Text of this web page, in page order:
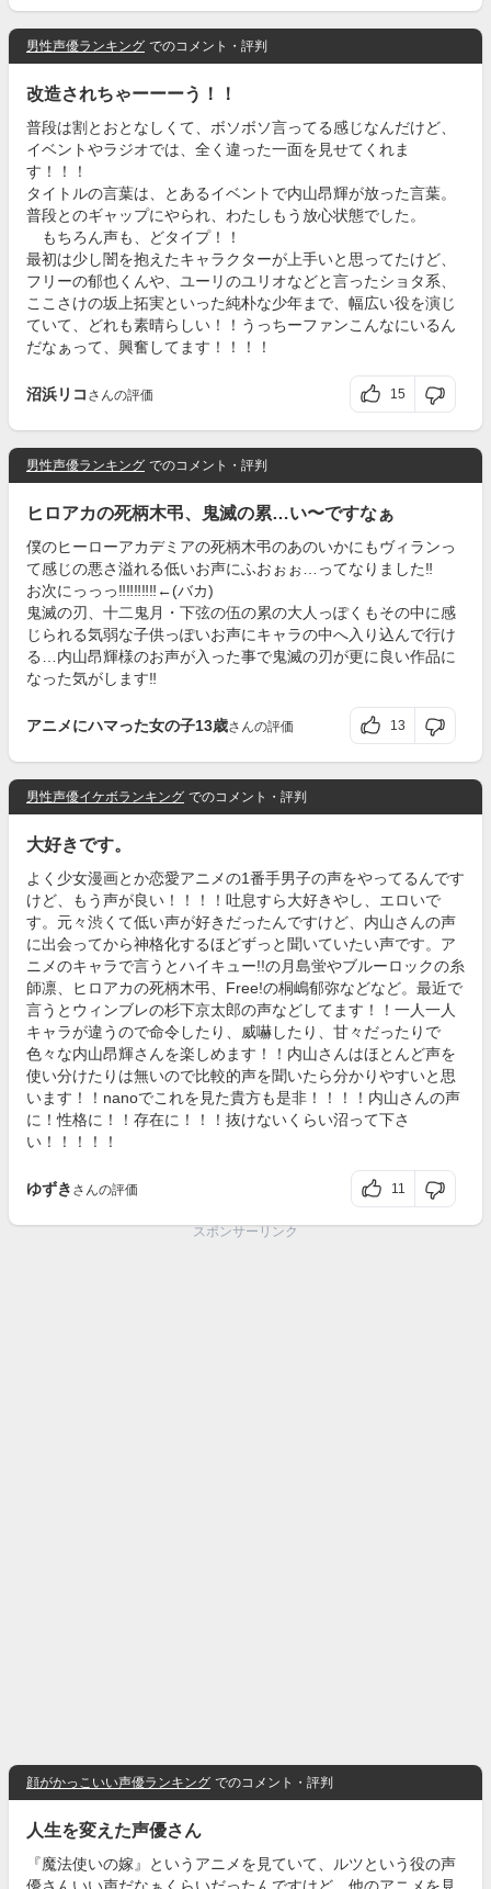
男性声優ランキング でのコメント・評判
改造されちゃーーーう！！
普段は割とおとなしくて、ボソボソ言ってる感じなんだけど、
イベントやラジオでは、全く違った一面を見せてくれま
す！！！
タイトルの言葉は、とあるイベントで内山昂輝が放った言葉。
普段とのギャップにやられ、わたしもう放心状態でした。
もちろん声も、どタイプ！！
最初は少し闇を抱えたキャラクターが上手いと思ってたけど、
フリーの郁也くんや、ユーリのユリオなどと言ったショタ系、
ここさけの坂上拓実といった純朴な少年まで、幅広い役を演じ
ていて、どれも素晴らしい！！うっちーファンこんなにいるん
だなぁって、興奮してます！！！！
沼浜リコ さんの評価 15
男性声優ランキング でのコメント・評判
ヒロアカの死柄木弔、鬼滅の累…い〜ですなぁ
僕のヒーローアカデミアの死柄木弔のあのいかにもヴィランっ
て感じの悪さ溢れる低いお声にふおぉぉ…ってなりました‼️
お次にっっっ‼️‼️‼️‼️‼️←(バカ)
鬼滅の刃、十二鬼月・下弦の伍の累の大人っぽくもその中に感
じられる気弱な子供っぽいお声にキャラの中へ入り込んで行け
る…内山昂輝様のお声が入った事で鬼滅の刃が更に良い作品に
なった気がします‼️
アニメにハマった女の子13歳さんの評価 13
男性声優イケボランキング でのコメント・評判
大好きです。
よく少女漫画とか恋愛アニメの1番手男子の声をやってるんです
けど、もう声が良い！！！！吐息すら大好きやし、エロいで
す。元々渋くて低い声が好きだったんですけど、内山さんの声
に出会ってから神格化するほどずっと聞いていたい声です。ア
ニメのキャラで言うとハイキュー!!の月島蛍やブルーロックの糸
師凛、ヒロアカの死柄木弔、Free!の桐嶋郁弥などなど。最近で
言うとウィンブレの杉下京太郎の声などしてます！！一人一人
キャラが違うので命令したり、威嚇したり、甘々だったりで
色々な内山昂輝さんを楽しめます！！内山さんはほとんど声を
使い分けたりは無いので比較的声を聞いたら分かりやすいと思
います！！nanoでこれを見た貴方も是非！！！！内山さんの声
に！性格に！！存在に！！！抜けないくらい沼って下さ
い！！！！！
ゆずき さんの評価 11
スポンサーリンク
顔がかっこいい声優ランキング でのコメント・評判
人生を変えた声優さん
『魔法使いの嫁』というアニメを見ていて、ルツという役の声